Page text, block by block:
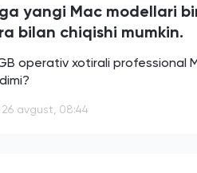
yangi Mac modellari
bilan chiqishi mumkin.
operativ xotirali professional
26 avgust, 08:44